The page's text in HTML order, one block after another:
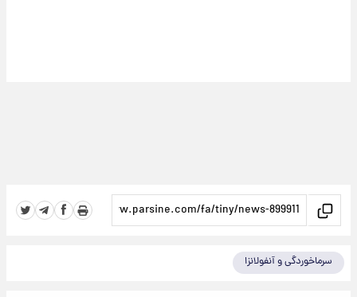
سرماخوردگی و آنفولانزا